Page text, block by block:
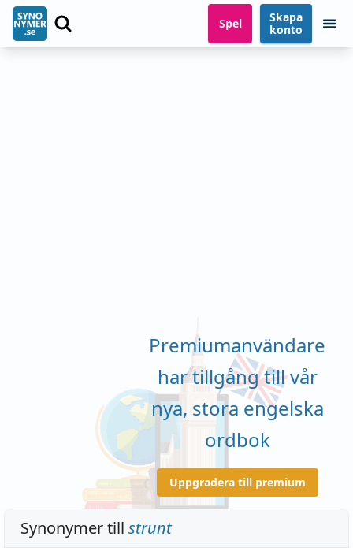
Spel
Skapa
konto
Premiumanvändare
har tillgång till vår
nya, stora engelska
ordbok
Uppgradera till premium
Synonymer till strunt